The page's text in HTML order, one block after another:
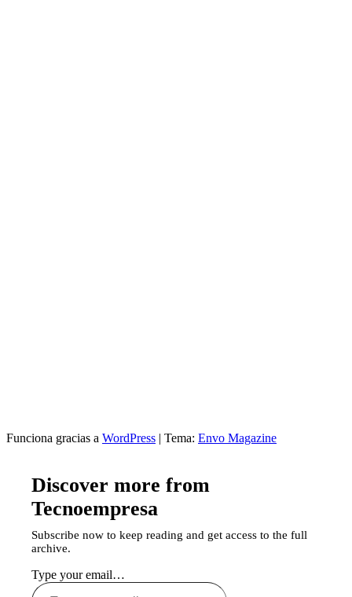
Funciona gracias a WordPress | Tema: Envo Magazine
Discover more from
Tecnoempresa
Subscribe now to keep reading and get access to the full
archive.
Type your email…